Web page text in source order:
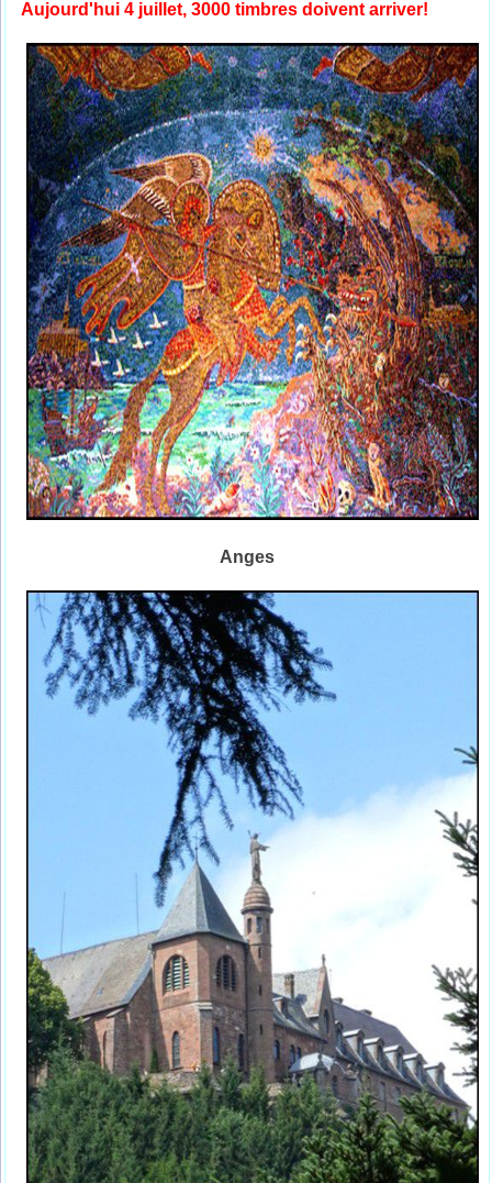
Aujourd'hui 4 juillet, 3000 timbres doivent arriver!
Anges